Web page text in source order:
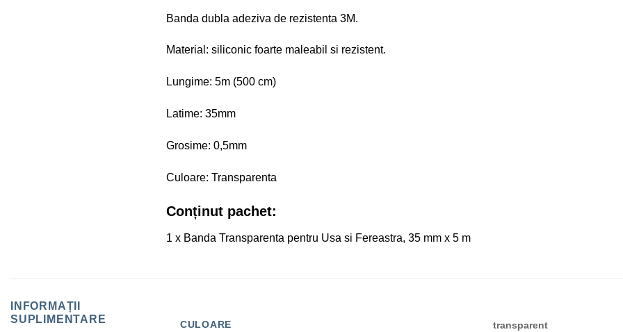
Banda dubla adeziva de rezistenta 3M.
Material: siliconic foarte maleabil si rezistent.
Lungime: 5m (500 cm)
Latime: 35mm
Grosime: 0,5mm
Culoare: Transparenta
Conținut pachet:
1 x Banda Transparenta pentru Usa si Fereastra, 35 mm x 5 m
INFORMAȚII
SUPLIMENTARE
CULOARE transparent